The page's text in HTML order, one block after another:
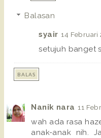
Balasan
syair 14 Februari
setujuh banget
BALAS
Nanik nara 11
wah ada rasa
anak-anak nih.